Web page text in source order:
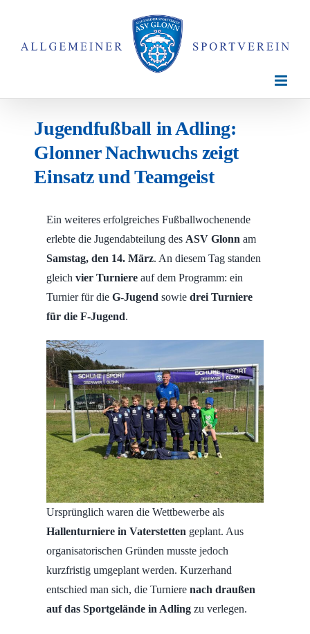
springen
Jugendfußball in Adling:
Glonner Nachwuchs zeigt
Einsatz und Teamgeist
Ein weiteres erfolgreiches Fußballwochenende
erlebte die Jugendabteilung des ASV Glonn am
Samstag, den 14. März. An diesem Tag standen
gleich vier Turniereauf dem Programm: ein
Turnier für die G-Jugend sowie drei Turniere
für die F-Jugend.
Ursprünglich waren die Wettbewerbe als
Hallenturniere in Vaterstettengeplant. Aus
organisatorischen Gründen musste jedoch
kurzfristig umgeplant werden. Kurzerhand
entschied man sich, die Turniere nach draußen
auf das Sportgelände in Adlingzu verlegen.